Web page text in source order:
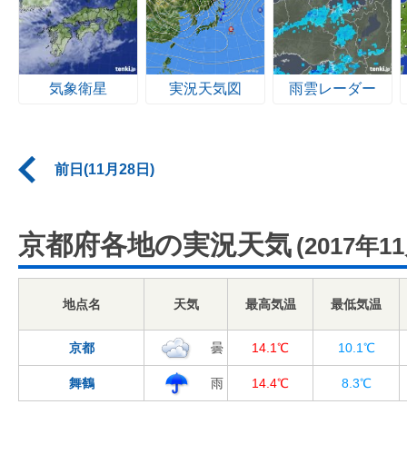
気象衛星 実況天気図 雨雲レーダー
前日(11月28日)
京都府各地の実況天気 (2017年
地点名 天気 最高気温 最低気温
京都 曇 14.1℃ 10.1℃
舞鶴 雨 14.4℃ 8.3℃